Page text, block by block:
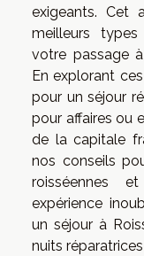
exigeants. Cet
meilleurs
votre passage
En explorant
pour un séjour
pour affaires ou
de la capitale
nos conseils
roisséennes
expérience
un séjour à
nuits